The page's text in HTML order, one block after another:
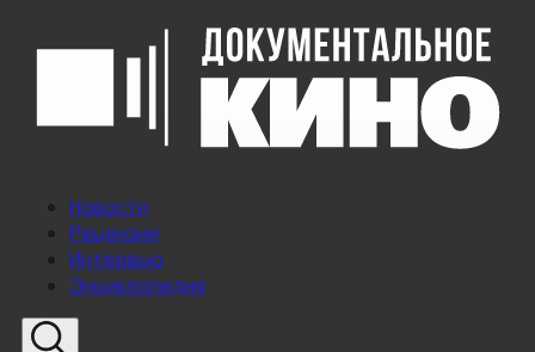
Новости
Рецензии
Интервью
Энциклопедия